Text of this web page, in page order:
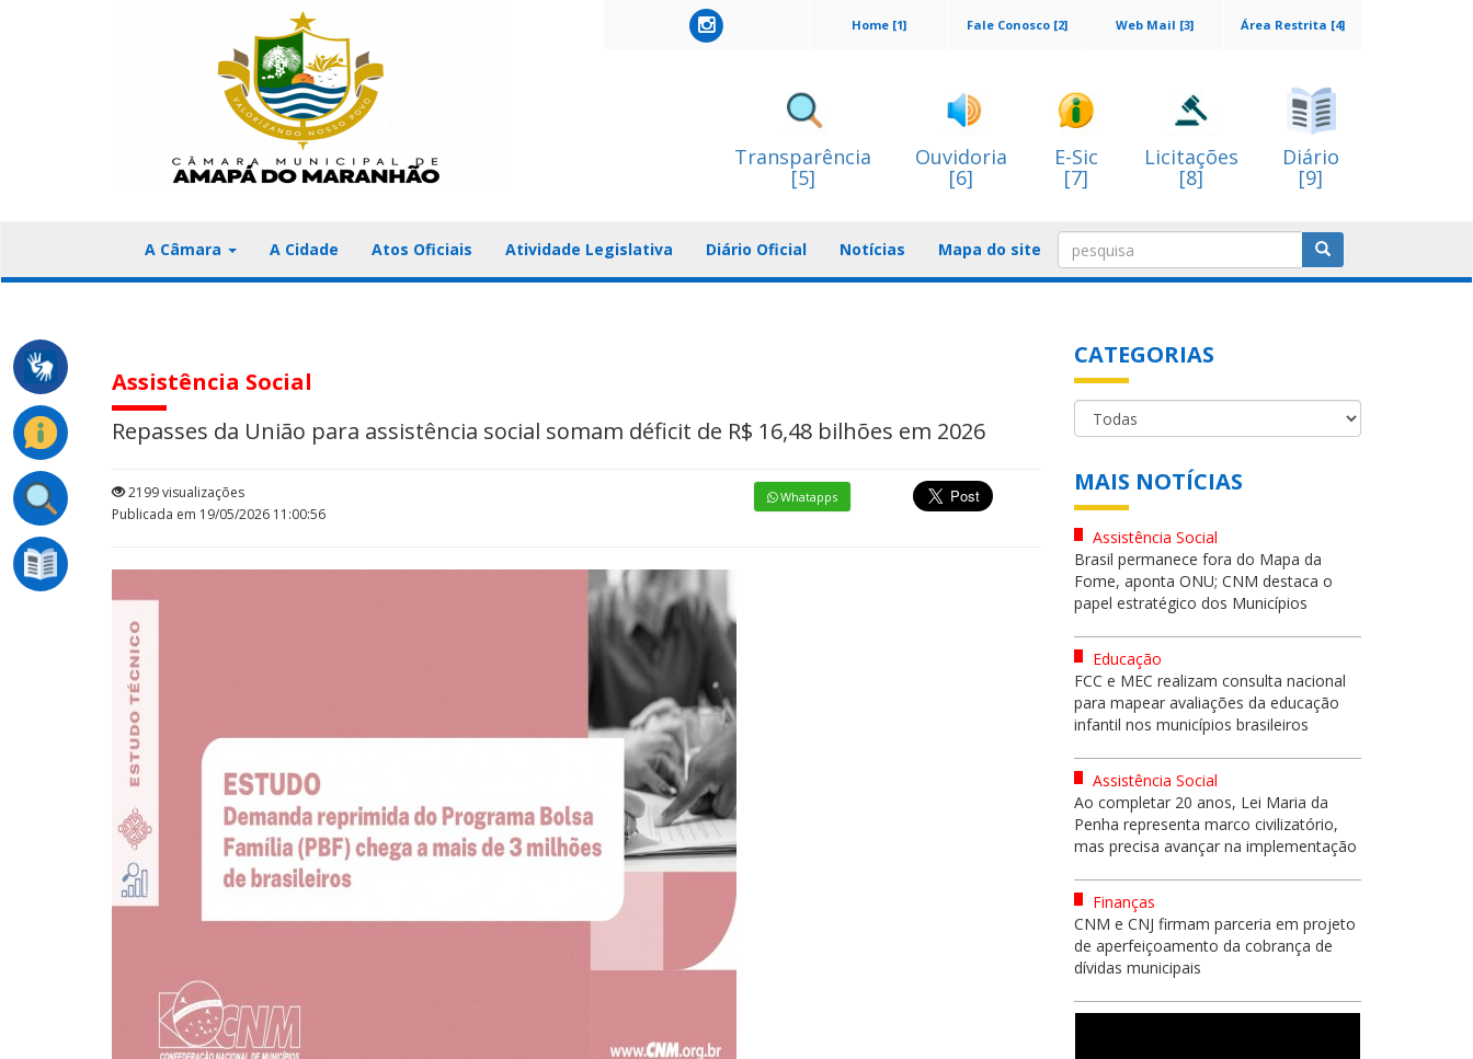
Área Restrita [4]
Web Mail [3]
Fale Conosco [2]
Home [1]
Transparência
[5]
Ouvidoria
[6]
E-Sic
[7]
Licitações
[8]
Diário
[9]
A Câmara A Cidade Atos Oficiais Atividade Legislativa Diário Oficial Notícias Mapa do site
Assistência Social
Repasses da União para assistência social somam déficit de R$ 16,48 bilhões em 2026
2199 visualizações
Publicada em 19/05/2026 11:00:56
Whatapps
CATEGORIAS
MAIS NOTÍCIAS
Assistência Social
Brasil permanece fora do Mapa da
Fome, aponta ONU; CNM destaca o
papel estratégico dos Municípios
Educação
FCC e MEC realizam consulta nacional
para mapear avaliações da educação
infantil nos municípios brasileiros
Assistência Social
Ao completar 20 anos, Lei Maria da
Penha representa marco civilizatório,
mas precisa avançar na implementação
Finanças
CNM e CNJ firmam parceria em projeto
de aperfeiçoamento da cobrança de
dívidas municipais